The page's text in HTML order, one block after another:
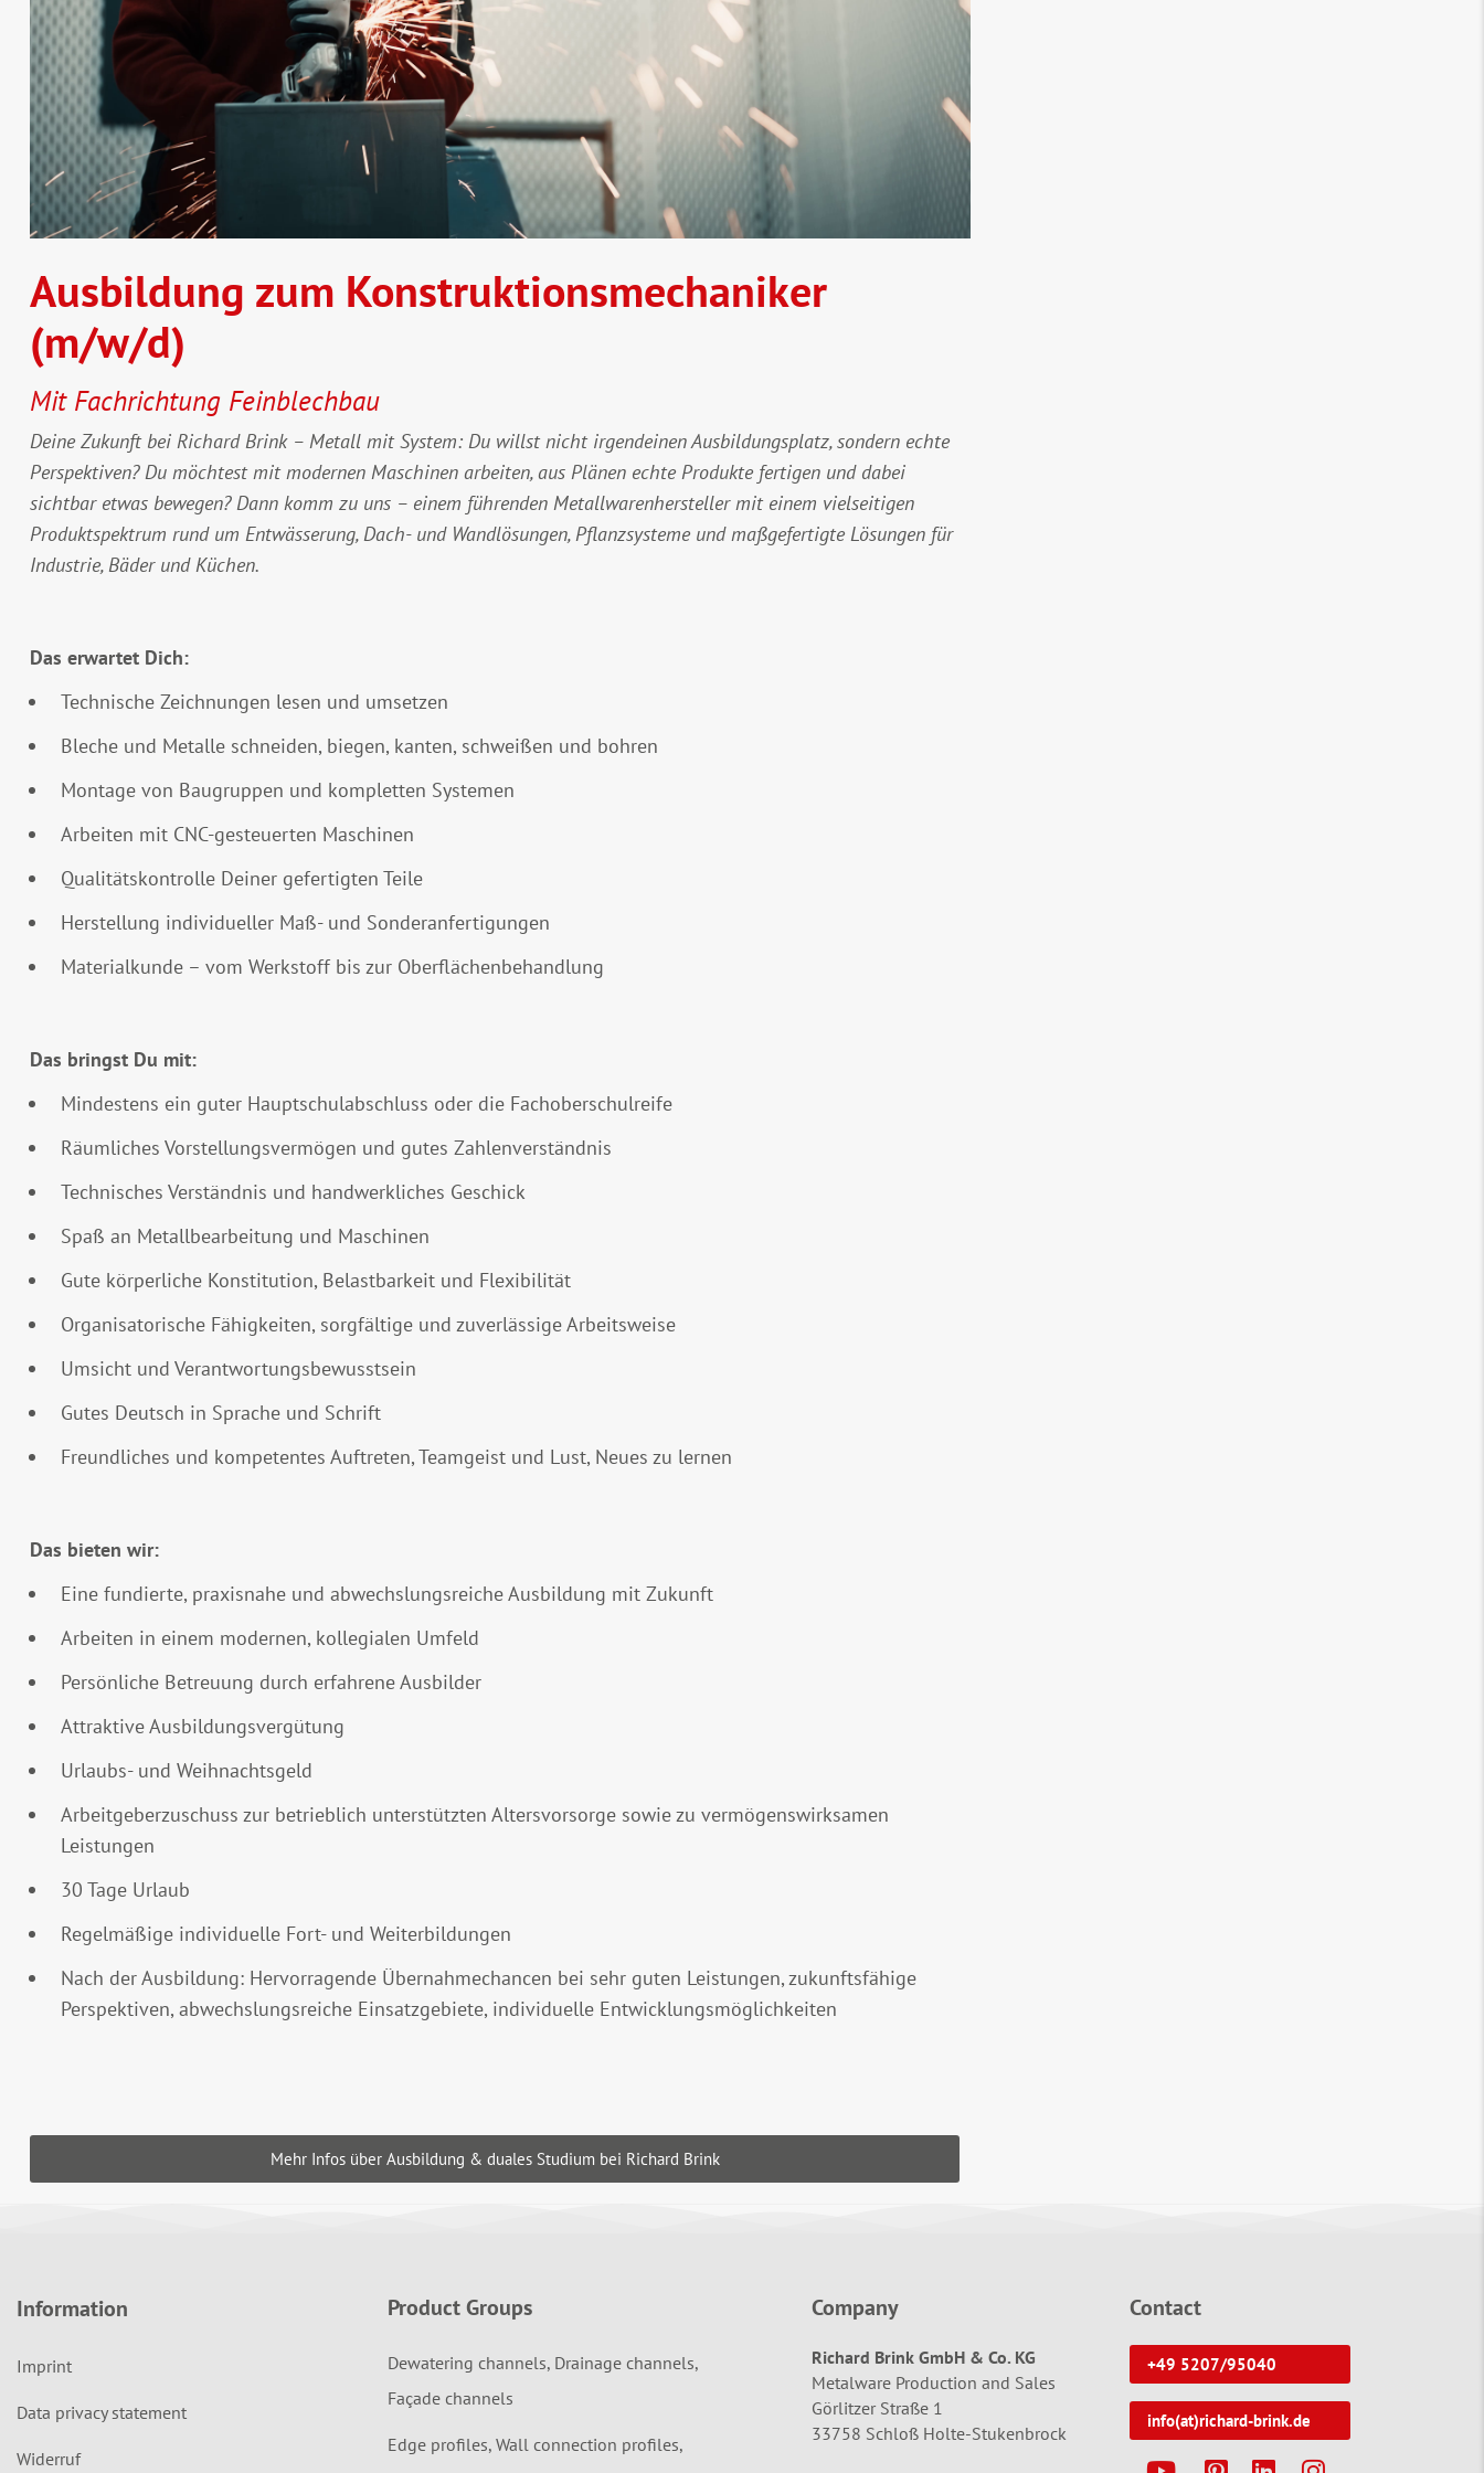
Ausbildung zum Konstruktionsmechaniker
(m/w/d)
Mit Fachrichtung Feinblechbau
Deine Zukunft bei Richard Brink – Metall mit System: Du willst nicht irgendeinen Ausbildungsplatz, sondern echte
Perspektiven? Du möchtest mit modernen Maschinen arbeiten, aus Plänen echte Produkte fertigen und dabei
sichtbar etwas bewegen? Dann komm zu uns – einem führenden Metallwarenhersteller mit einem vielseitigen
Produktspektrum rund um Entwässerung, Dach- und Wandlösungen, Pflanzsysteme und maßgefertigte Lösungen für
Industrie, Bäder und Küchen.
Das erwartet Dich:
Technische Zeichnungen lesen und umsetzen
Bleche und Metalle schneiden, biegen, kanten, schweißen und bohren
Montage von Baugruppen und kompletten Systemen
Arbeiten mit CNC-gesteuerten Maschinen
Qualitätskontrolle Deiner gefertigten Teile
Herstellung individueller Maß- und Sonderanfertigungen
Materialkunde – vom Werkstoff bis zur Oberflächenbehandlung
Das bringst Du mit:
Mindestens ein guter Hauptschulabschluss oder die Fachoberschulreife
Räumliches Vorstellungsvermögen und gutes Zahlenverständnis
Technisches Verständnis und handwerkliches Geschick
Spaß an Metallbearbeitung und Maschinen
Gute körperliche Konstitution, Belastbarkeit und Flexibilität
Organisatorische Fähigkeiten, sorgfältige und zuverlässige Arbeitsweise
Umsicht und Verantwortungsbewusstsein
Gutes Deutsch in Sprache und Schrift
Freundliches und kompetentes Auftreten, Teamgeist und Lust, Neues zu lernen
Das bieten wir:
Eine fundierte, praxisnahe und abwechslungsreiche Ausbildung mit Zukunft
Arbeiten in einem modernen, kollegialen Umfeld
Persönliche Betreuung durch erfahrene Ausbilder
Attraktive Ausbildungsvergütung
Urlaubs- und Weihnachtsgeld
Arbeitgeberzuschuss zur betrieblich unterstützten Altersvorsorge sowie zu vermögenswirksamen
Leistungen
30 Tage Urlaub
Regelmäßige individuelle Fort- und Weiterbildungen
Nach der Ausbildung: Hervorragende Übernahmechancen bei sehr guten Leistungen, zukunftsfähige
Perspektiven, abwechslungsreiche Einsatzgebiete, individuelle Entwicklungsmöglichkeiten
Mehr Infos über Ausbildung & duales Studium bei Richard Brink
Information
Imprint
Data privacy statement
Widerruf
Product Groups
Dewatering channels, Drainage channels,
Façade channels
Edge profiles, Wall connection profiles,
Company
Richard Brink GmbH & Co. KG
Metalware Production and Sales
Görlitzer Straße 1
33758 Schloß Holte-Stukenbrock
Contact
+49 5207/95040
info(at)richard-brink.de